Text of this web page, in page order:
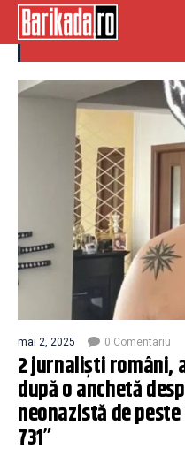
grupare neonazista
mai 2, 2025 0 Comentariu
2 jurnaliști români,
după o anchetă
neonazistă de
731”